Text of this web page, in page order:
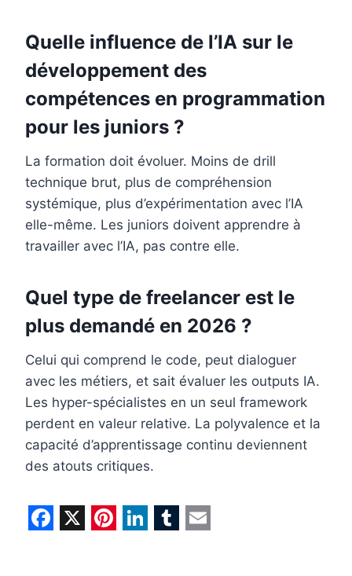
Quelle influence de l’IA sur le
développement des
compétences en programmation
pour les juniors ?
La formation doit évoluer. Moins de drill
technique brut, plus de compréhension
systémique, plus d’expérimentation avec l’IA
elle-même. Les juniors doivent apprendre à
travailler avec l’IA, pas contre elle.
Quel type de freelancer est le
plus demandé en 2026 ?
Celui qui comprend le code, peut dialoguer
avec les métiers, et sait évaluer les outputs IA.
Les hyper-spécialistes en un seul framework
perdent en valeur relative. La polyvalence et la
capacité d’apprentissage continu deviennent
des atouts critiques.